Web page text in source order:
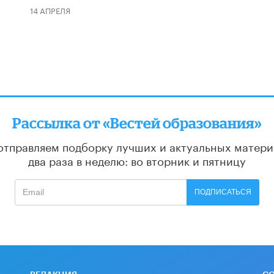
14 АПРЕЛЯ
Рассылка от «Вестей образования»
подборку лучших и актуальных
два раза в неделю: во вторник и пятницу
ПОДПИСАТЬСЯ